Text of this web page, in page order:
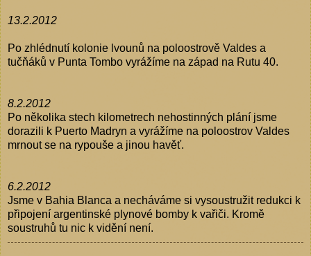
13.2.2012
Po zhlédnutí kolonie lvounů na poloostrově Valdes a
tučňáků v Punta Tombo vyrážíme na západ na Rutu 40.
8.2.2012
Po několika stech kilometrech nehostinných plání jsme
dorazili k Puerto Madryn a vyrážíme na poloostrov Valdes
mrnout se na rypouše a jinou havěť.
6.2.2012
Jsme v Bahia Blanca a necháváme si vysoustružit redukci k
připojení argentinské plynové bomby k vařiči. Kromě
soustruhů tu nic k vidění není.